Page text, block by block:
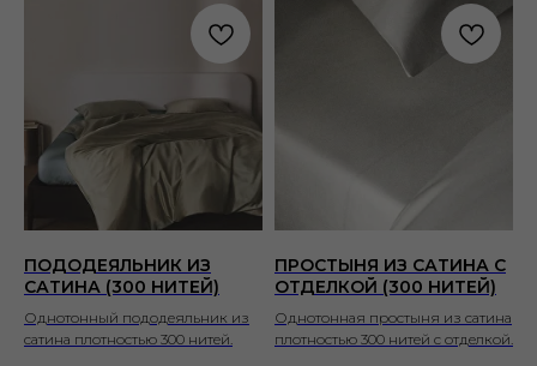
ПОДОДЕЯЛЬНИК ИЗ
САТИНА (300 НИТЕЙ)
Однотонный пододеяльник из
сатина плотностью 300 нитей.
ПРОСТЫНЯ ИЗ САТИНА С
ОТДЕЛКОЙ (300 НИТЕЙ)
Однотонная простыня из сатина
плотностью 300 нитей с отделкой.